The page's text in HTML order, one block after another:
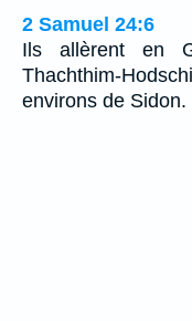
2 Samuel 24:6
Ils allèrent en
Thachthim-
environs de Sidon.